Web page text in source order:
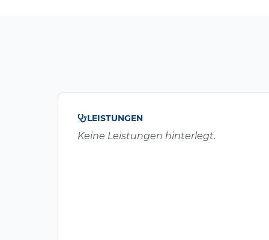
LEISTUNGEN
Keine Leistungen hinterlegt.